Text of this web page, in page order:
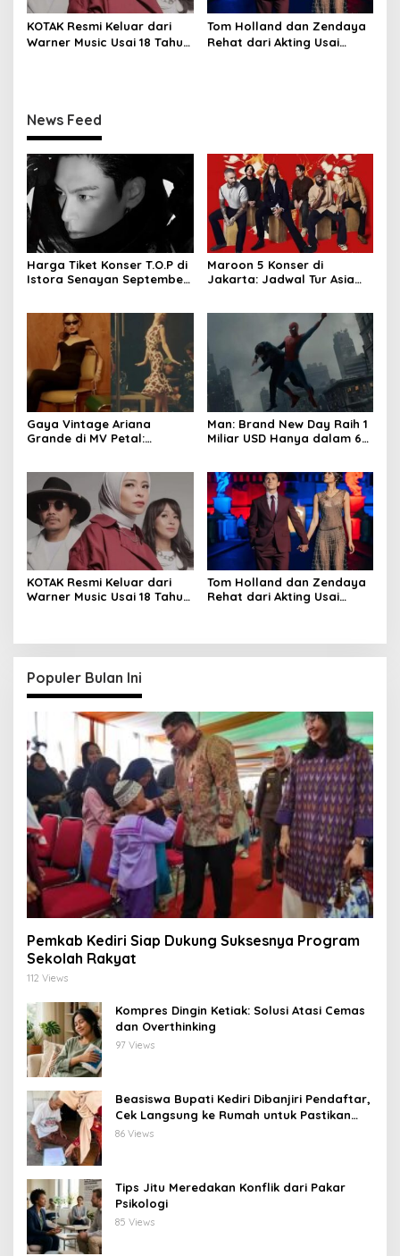
KOTAK Resmi Keluar dari
Warner Music Usai 18 Tahun
Tom Holland dan Zendaya
Rehat dari Akting Usai
News Feed
Harga Tiket Konser T.O.P di
Istora Senayan September
Maroon 5 Konser di
Jakarta: Jadwal Tur Asia
Gaya Vintage Ariana
Grande di MV Petal:
Man: Brand New Day Raih 1
Miliar USD Hanya dalam 6
KOTAK Resmi Keluar dari
Warner Music Usai 18 Tahun
Tom Holland dan Zendaya
Rehat dari Akting Usai
Populer Bulan Ini
Pemkab Kediri Siap Dukung Suksesnya Program
Sekolah Rakyat
112 Views
Kompres Dingin Ketiak: Solusi Atasi Cemas
dan Overthinking
97 Views
Beasiswa Bupati Kediri Dibanjiri Pendaftar,
Cek Langsung ke Rumah untuk Pastikan
Tepat Sasaran
86 Views
Tips Jitu Meredakan Konflik dari Pakar
Psikologi
85 Views